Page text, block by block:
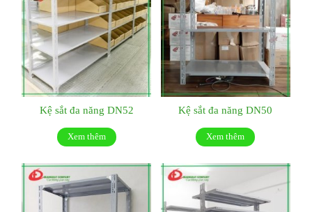
Kệ sắt đa năng DN52
Xem thêm
Kệ sắt đa năng DN50
Xem thêm